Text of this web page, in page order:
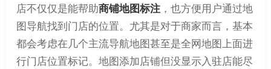
店不仅仅是能帮助商铺地图标注，也方便用户通过地
图导航找到门店的位置。尤其是对于商家而言，基本
都会考虑在几个主流导航地图甚至是全网地图上面进
行门店位置标记。地图添加店铺但没显示入驻店能尽